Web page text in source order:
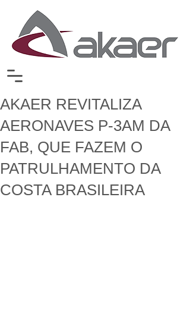
AKAER REVITALIZA
AERONAVES P-3AM DA
FAB, QUE FAZEM O
PATRULHAMENTO DA
COSTA BRASILEIRA